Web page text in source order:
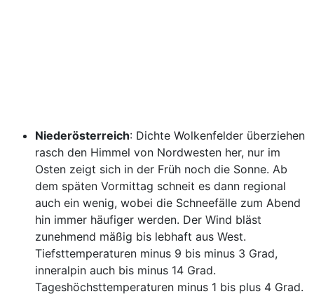
Niederösterreich: Dichte Wolkenfelder überziehen
rasch den Himmel von Nordwesten her, nur im
Osten zeigt sich in der Früh noch die Sonne. Ab
dem späten Vormittag schneit es dann regional
auch ein wenig, wobei die Schneefälle zum Abend
hin immer häufiger werden. Der Wind bläst
zunehmend mäßig bis lebhaft aus West.
Tiefsttemperaturen minus 9 bis minus 3 Grad,
inneralpin auch bis minus 14 Grad.
Tageshöchsttemperaturen minus 1 bis plus 4 Grad.